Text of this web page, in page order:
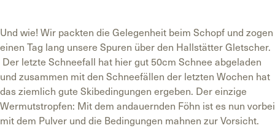
Und wie! Wir packten die Gelegenheit beim Schopf und zogen
einen Tag lang unsere Spuren über den Hallstätter Gletscher.
Der letzte Schneefall hat hier gut 50cm Schnee abgeladen
und zusammen mit den Schneefällen der letzten Wochen hat
das ziemlich gute Skibedingungen ergeben. Der einzige
Wermutstropfen: Mit dem andauernden Föhn ist es nun vorbei
mit dem Pulver und die Bedingungen mahnen zur Vorsicht.